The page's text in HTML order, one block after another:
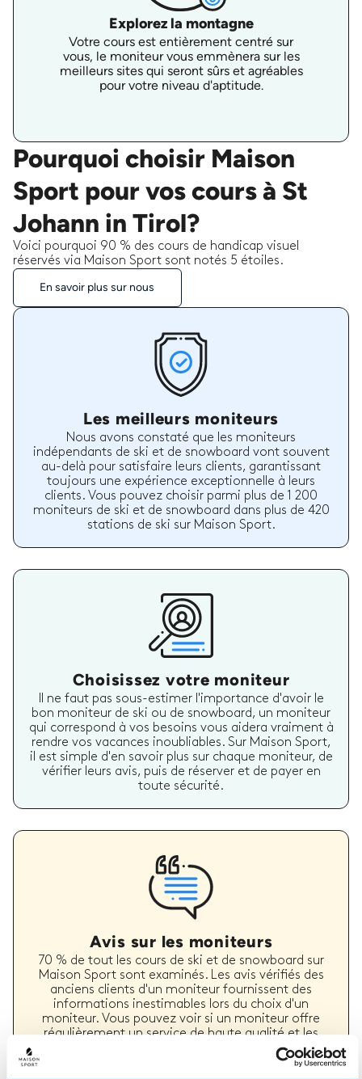
Explorez la montagne
Votre cours est entièrement centré sur
vous, le moniteur vous emmènera sur les
meilleurs sites qui seront sûrs et agréables
pour votre niveau d'aptitude.
Pourquoi choisir Maison
Sport pour vos cours à St
Johann in Tirol?
Voici pourquoi 90 % des cours de handicap visuel
réservés via Maison Sport sont notés 5 étoiles.
En savoir plus sur nous
Les meilleurs moniteurs
Nous avons constaté que les moniteurs
indépendants de ski et de snowboard vont souvent
au-delà pour satisfaire leurs clients, garantissant
toujours une expérience exceptionnelle à leurs
clients. Vous pouvez choisir parmi plus de 1 200
moniteurs de ski et de snowboard dans plus de 420
stations de ski sur Maison Sport.
Choisissez votre moniteur
Il ne faut pas sous-estimer l'importance d'avoir le
bon moniteur de ski ou de snowboard, un moniteur
qui correspond à vos besoins vous aidera vraiment à
rendre vos vacances inoubliables. Sur Maison Sport,
il est simple d'en savoir plus sur chaque moniteur, de
vérifier leurs avis, puis de réserver et de payer en
toute sécurité.
Avis sur les moniteurs
70 % de tout les cours de ski et de snowboard sur
Maison Sport sont examinés. Les avis vérifiés des
anciens clients d'un moniteur fournissent des
informations inestimables lors du choix d'un
moniteur. Vous pouvez voir si un moniteur offre
régulièrement un service de haute qualité et les
types de cours de ski ou de snowboard qu'il a